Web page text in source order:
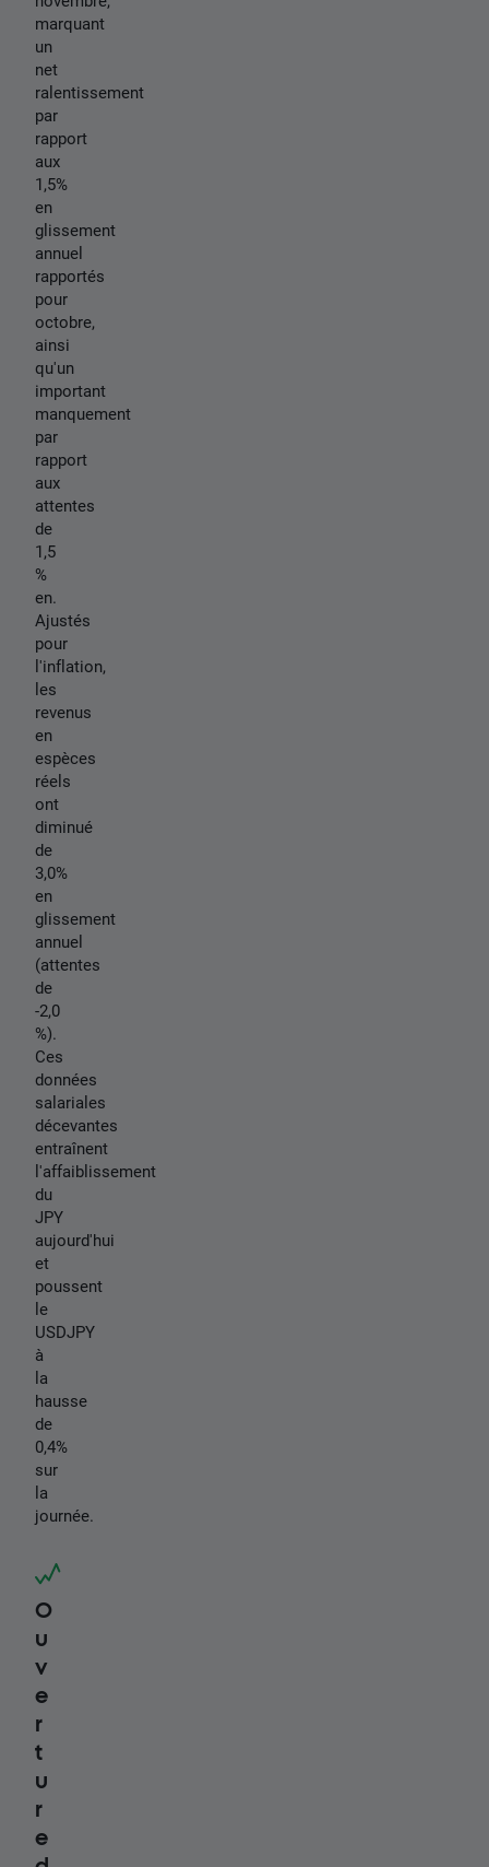
marquant
un
net
ralentissement
par
rapport
aux
1,5%
en
glissement
annuel
rapportés
pour
octobre,
ainsi
qu'un
important
manquement
par
rapport
aux
attentes
de
1,5
%
en.
Ajustés
pour
l'inflation,
les
revenus
en
espèces
réels
ont
diminué
de
3,0%
en
glissement
annuel
(attentes
de
-2,0
%).
Ces
données
salariales
décevantes
entraînent
l'affaiblissement
du
JPY
aujourd'hui
et
poussent
le
USDJPY
à
la
hausse
de
0,4%
sur
la
journée.
O
u
v
e
r
t
u
r
e